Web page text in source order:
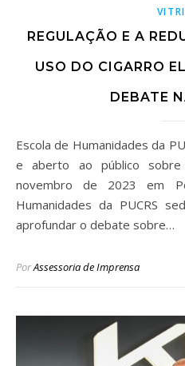
REGULAÇÃO E A
USO DO CIGARRO
DEBATE
Escola de Humanidades da PUCRS sediará evento gratuito
e aberto ao público
novembro de 2023 em
Humanidades da PUCRS
aprofundar o debate sobre…
PorAssessoria de Imprensa